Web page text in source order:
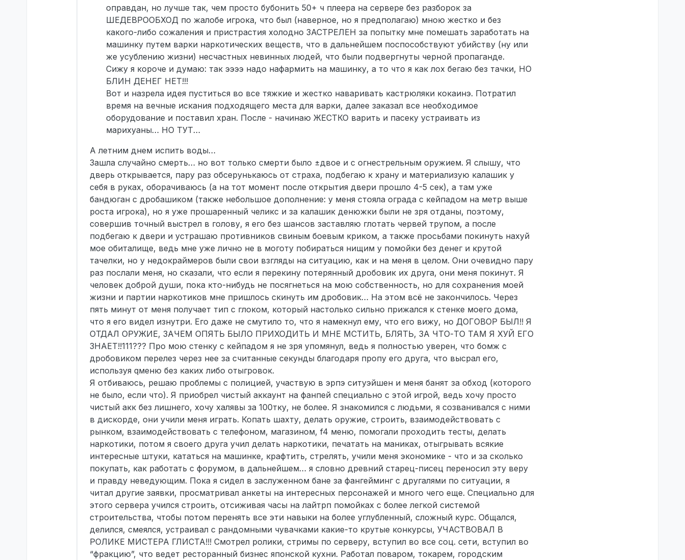
оправдан, но лучше так, чем просто бубонить 50+ ч плеера на сервере без разборок за
ШЕДЕВРООБХОД по жалобе игрока, что был (наверное, но я предполагаю) мною жестко и без
какого-либо сожаления и пристрастия холодно ЗАСТРЕЛЕН за попытку мне помешать заработать на
машинку путем варки наркотических веществ, что в дальнейшем поспособствуют убийству (ну или
же усублению жизни) несчастных невинных людей, что были подвергнуты черной пропаганде.
Сижу я короче и думаю: так ээээ надо нафармить на машинку, а то что я как лох бегаю без тачки, НО
БЛИН ДЕНЕГ НЕТ!!!
Вот и назрела идея пуститься во все тяжкие и жестко наваривать кастрюляки кокаинэ. Потратил
время на вечные искания подходящего места для варки, далее заказал все необходимое
оборудование и поставил хран. После - начинаю ЖЕСТКО варить и пасеку устраивать из
марихуаны… НО ТУТ…
А летним днем испить воды…
Зашла случайно смерть… но вот только смерти было ±двое и с огнестрельным оружием. Я слышу, что
дверь открывается, пару раз обсерунькаюсь от страха, подбегаю к храну и материализую калашик у
себя в руках, оборачиваюсь (а на тот момент после открытия двери прошло 4-5 сек), а там уже
бандюган с дробашиком (также небольшое дополнение: у меня стояла ограда с кейпадом на метр выше
роста игрока), но я уже прошаренный челикс и за калашик денюжки были не зря отданы, поэтому,
совершив точный выстрел в голову, я его без шансов заставляю глотать червей трупом, а после
подбегаю к двери и устрашаю противников свиным боевым криком, а также просьбами покинуть нахуй
мое обиталище, ведь мне уже лично не в моготу побираться нищим у помойки без денег и крутой
тачелки, но у недокраймеров были свои взгляды на ситуацию, как и на меня в целом. Они очевидно пару
раз послали меня, но сказали, что если я перекину потерянный дробовик их друга, они меня покинут. Я
человек доброй души, пока кто-нибудь не посягнеться на мою собственность, но для сохранения моей
жизни и партии наркотиков мне пришлось скинуть им дробовик… На этом всё не закончилось. Через
пять минут от меня получает тип с глоком, который настолько сильно прижался к стенке моего дома,
что я его видел изнутри. Его даже не смутило то, что я намекнул ему, что его вижу, но ДОГОВОР БЫЛ!! Я
ОТДАЛ ОРУЖИЕ, ЗАЧЕМ ОПЯТЬ БЫЛО ПРИХОДИТЬ И МНЕ МСТИТЬ, БЛЯТЬ, ЗА ЧТО-ТО ТАМ Я ХУЙ ЕГО
ЗНАЕТ!!111??? Про мою стенку с кейпадом я не зря упомянул, ведь я полностью уверен, что бомж с
дробовиком перелез через нее за считанные секунды благодаря пропу его друга, что высрал его,
используя qменю без каких либо отыгровок.
Я отбиваюсь, решаю проблемы с полицией, участвую в эрпэ ситуэйшен и меня банят за обход (которого
не было, если что). Я приобрел чистый аккаунт на фанпей специально с этой игрой, ведь хочу просто
чистый акк без лишнего, хочу халявы за 100тку, не более. Я знакомился с людьми, я созванивался с ними
в дискорде, они учили меня играть. Копать шахту, делать оружие, строить, взаимодействовать с
рынком, взаимодействовать с телефоном, магазином, f4 меню, помогали проходить тесты, делать
наркотики, потом я своего друга учил делать наркотики, печатать на маниках, отыгрывать всякие
интересные штуки, кататься на машинке, крафтить, стрелять, учили меня экономике - что и за сколько
покупать, как работать с форумом, в дальнейшем… я словно древний старец-писец переносил эту веру
и правду неведующим. Пока я сидел в заслуженном бане за фангейминг с другалями по ситуации, я
читал другие заявки, просматривал анкеты на интересных персонажей и много чего еще. Специально для
этого сервера учился строить, отсиживая часы на лайтрп помойках с более легкой системой
строительства, чтобы потом перенять все эти навыки на более углубленный, сложный курс. Общался,
делился, смеялся, устраивал с рандомными чувачками какие-то крутые конкурсы, УЧАСТВОВАЛ В
РОЛИКЕ МИСТЕРА ГЛИСТА!!! Смотрел ролики, стримы по серверу, вступил во все соц. сети, вступил во
“фракцию”, что ведет ресторанный бизнес японской кухни. Работал поваром, токарем, городским